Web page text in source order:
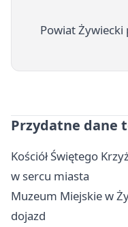
Powiat Żywiecki
Przydatne dane
Kościół Świętego
w sercu miasta
Muzeum Miejskie w
dojazd